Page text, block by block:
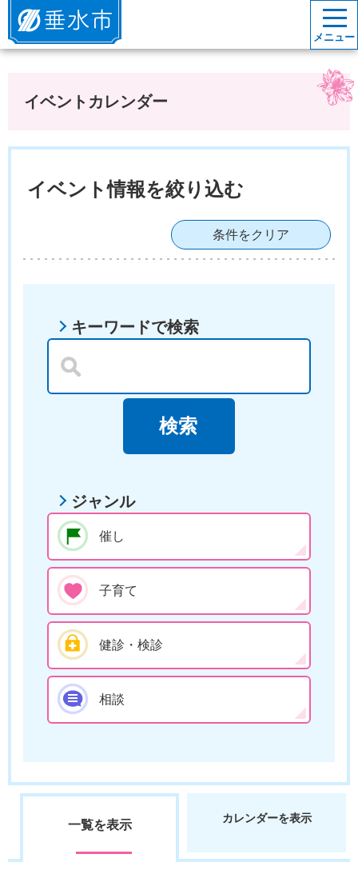
垂水市
メニュー
イベントカレンダー
イベント情報を絞り込む
条件をクリア
キーワードで検索
ジャンル
催し
子育て
健診・検診
相談
一覧を表示 カレンダーを表示